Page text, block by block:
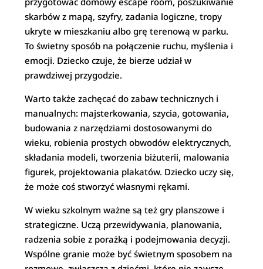
skarbów z mapą, szyfry, zadania logiczne, tropy
ukryte w mieszkaniu albo grę terenową w parku.
To świetny sposób na połączenie ruchu, myślenia i
emocji. Dziecko czuje, że bierze udział w
prawdziwej przygodzie.
Warto także zachęcać do zabaw technicznych i
manualnych: majsterkowania, szycia, gotowania,
budowania z narzędziami dostosowanymi do
wieku, robienia prostych obwodów elektrycznych,
składania modeli, tworzenia biżuterii, malowania
figurek, projektowania plakatów. Dziecko uczy się,
że może coś stworzyć własnymi rękami.
W wieku szkolnym ważne są też gry planszowe i
strategiczne. Uczą przewidywania, planowania,
radzenia sobie z porażką i podejmowania decyzji.
Wspólne granie może być świetnym sposobem na